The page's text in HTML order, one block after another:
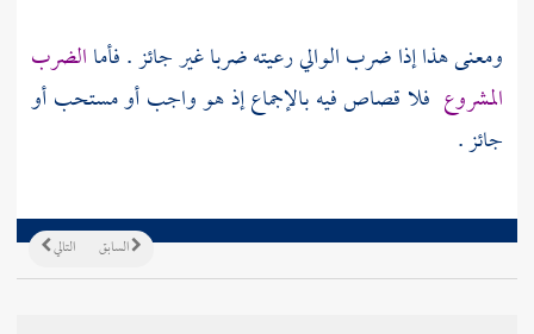
ومعنى هذا إذا ضرب الوالي رعيته ضربا غير جائز . فأماالضرب
المشروع فلا قصاص فيه بالإجماع إذ هو واجب أو مستحب أو
جائز .
التالي السابق